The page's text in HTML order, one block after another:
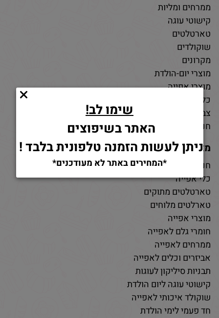
ממרחים ומליות
קישוטי עוגה
טארטלטים
שוקולדים
מקרונים
מוצרי יום-הולדת
מוצרי אפייה
כלי אפייה
צבעי מאכל
חנות חומרי גלם לאפייה
מאמרים
חנות למוצרי אפייה
כלי אפייה
טארטלטים מתוקים
טארלטים מלוחים
מוצרי אפייה
חומרי גלם לאפייה
ממרחים לאפייה
אביזרים וכלים לאפייה
תבניות סיליקון לעוגות
קישוטי עוגה ליום הולדת
שוקולד איכותי לאפייה
חד פעמי לימי הולדת
שימו לב!
האתר בשיפוצים
ניתן לעשות הזמנה טלפונית בלבד !
*המחירים באתר לא מעודכנים*